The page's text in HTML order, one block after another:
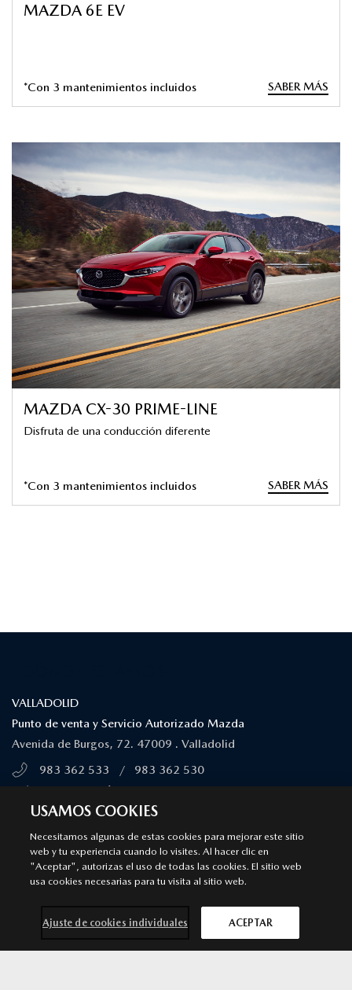
MAZDA 6E EV
*Con 3 mantenimientos incluidos SABER MÁS
MAZDA CX-30 PRIME-LINE
Disfruta de una conducción diferente
*Con 3 mantenimientos incluidos SABER MÁS
VALLADOLID
Punto de venta y Servicio Autorizado Mazda
Avenida de Burgos, 72. 47009 . Valladolid
983 362 533
/
983 362 530
Aviso legal Privacidad Cookies
© 2026 Mazda España | Todos los derechos reservados |
All In Media
SÍGUENOS EN
USAMOS COOKIES
Necesitamos algunas de estas cookies para mejorar este sitio
web y tu experiencia cuando lo visites. Al hacer clic en
"Aceptar", autorizas el uso de todas las cookies. El sitio web
usa cookies necesarias para tu visita al sitio web.
Ajuste de cookies individuales ACEPTAR